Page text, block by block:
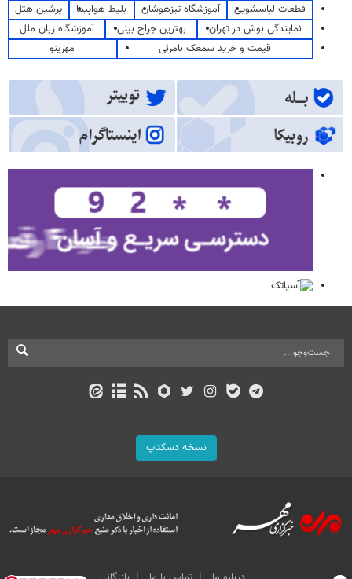
قطعات لباسشویی
آموزشگاه تیزهوشان بلیط هواپیما
پرشین هتل
نمایندگی بوش در تهران
بهترین جراح بینی
آموزشگاه زبان ملل
قیمت و خرید سمعک نامرئی
مهرینو
نسخه دسکتاپ